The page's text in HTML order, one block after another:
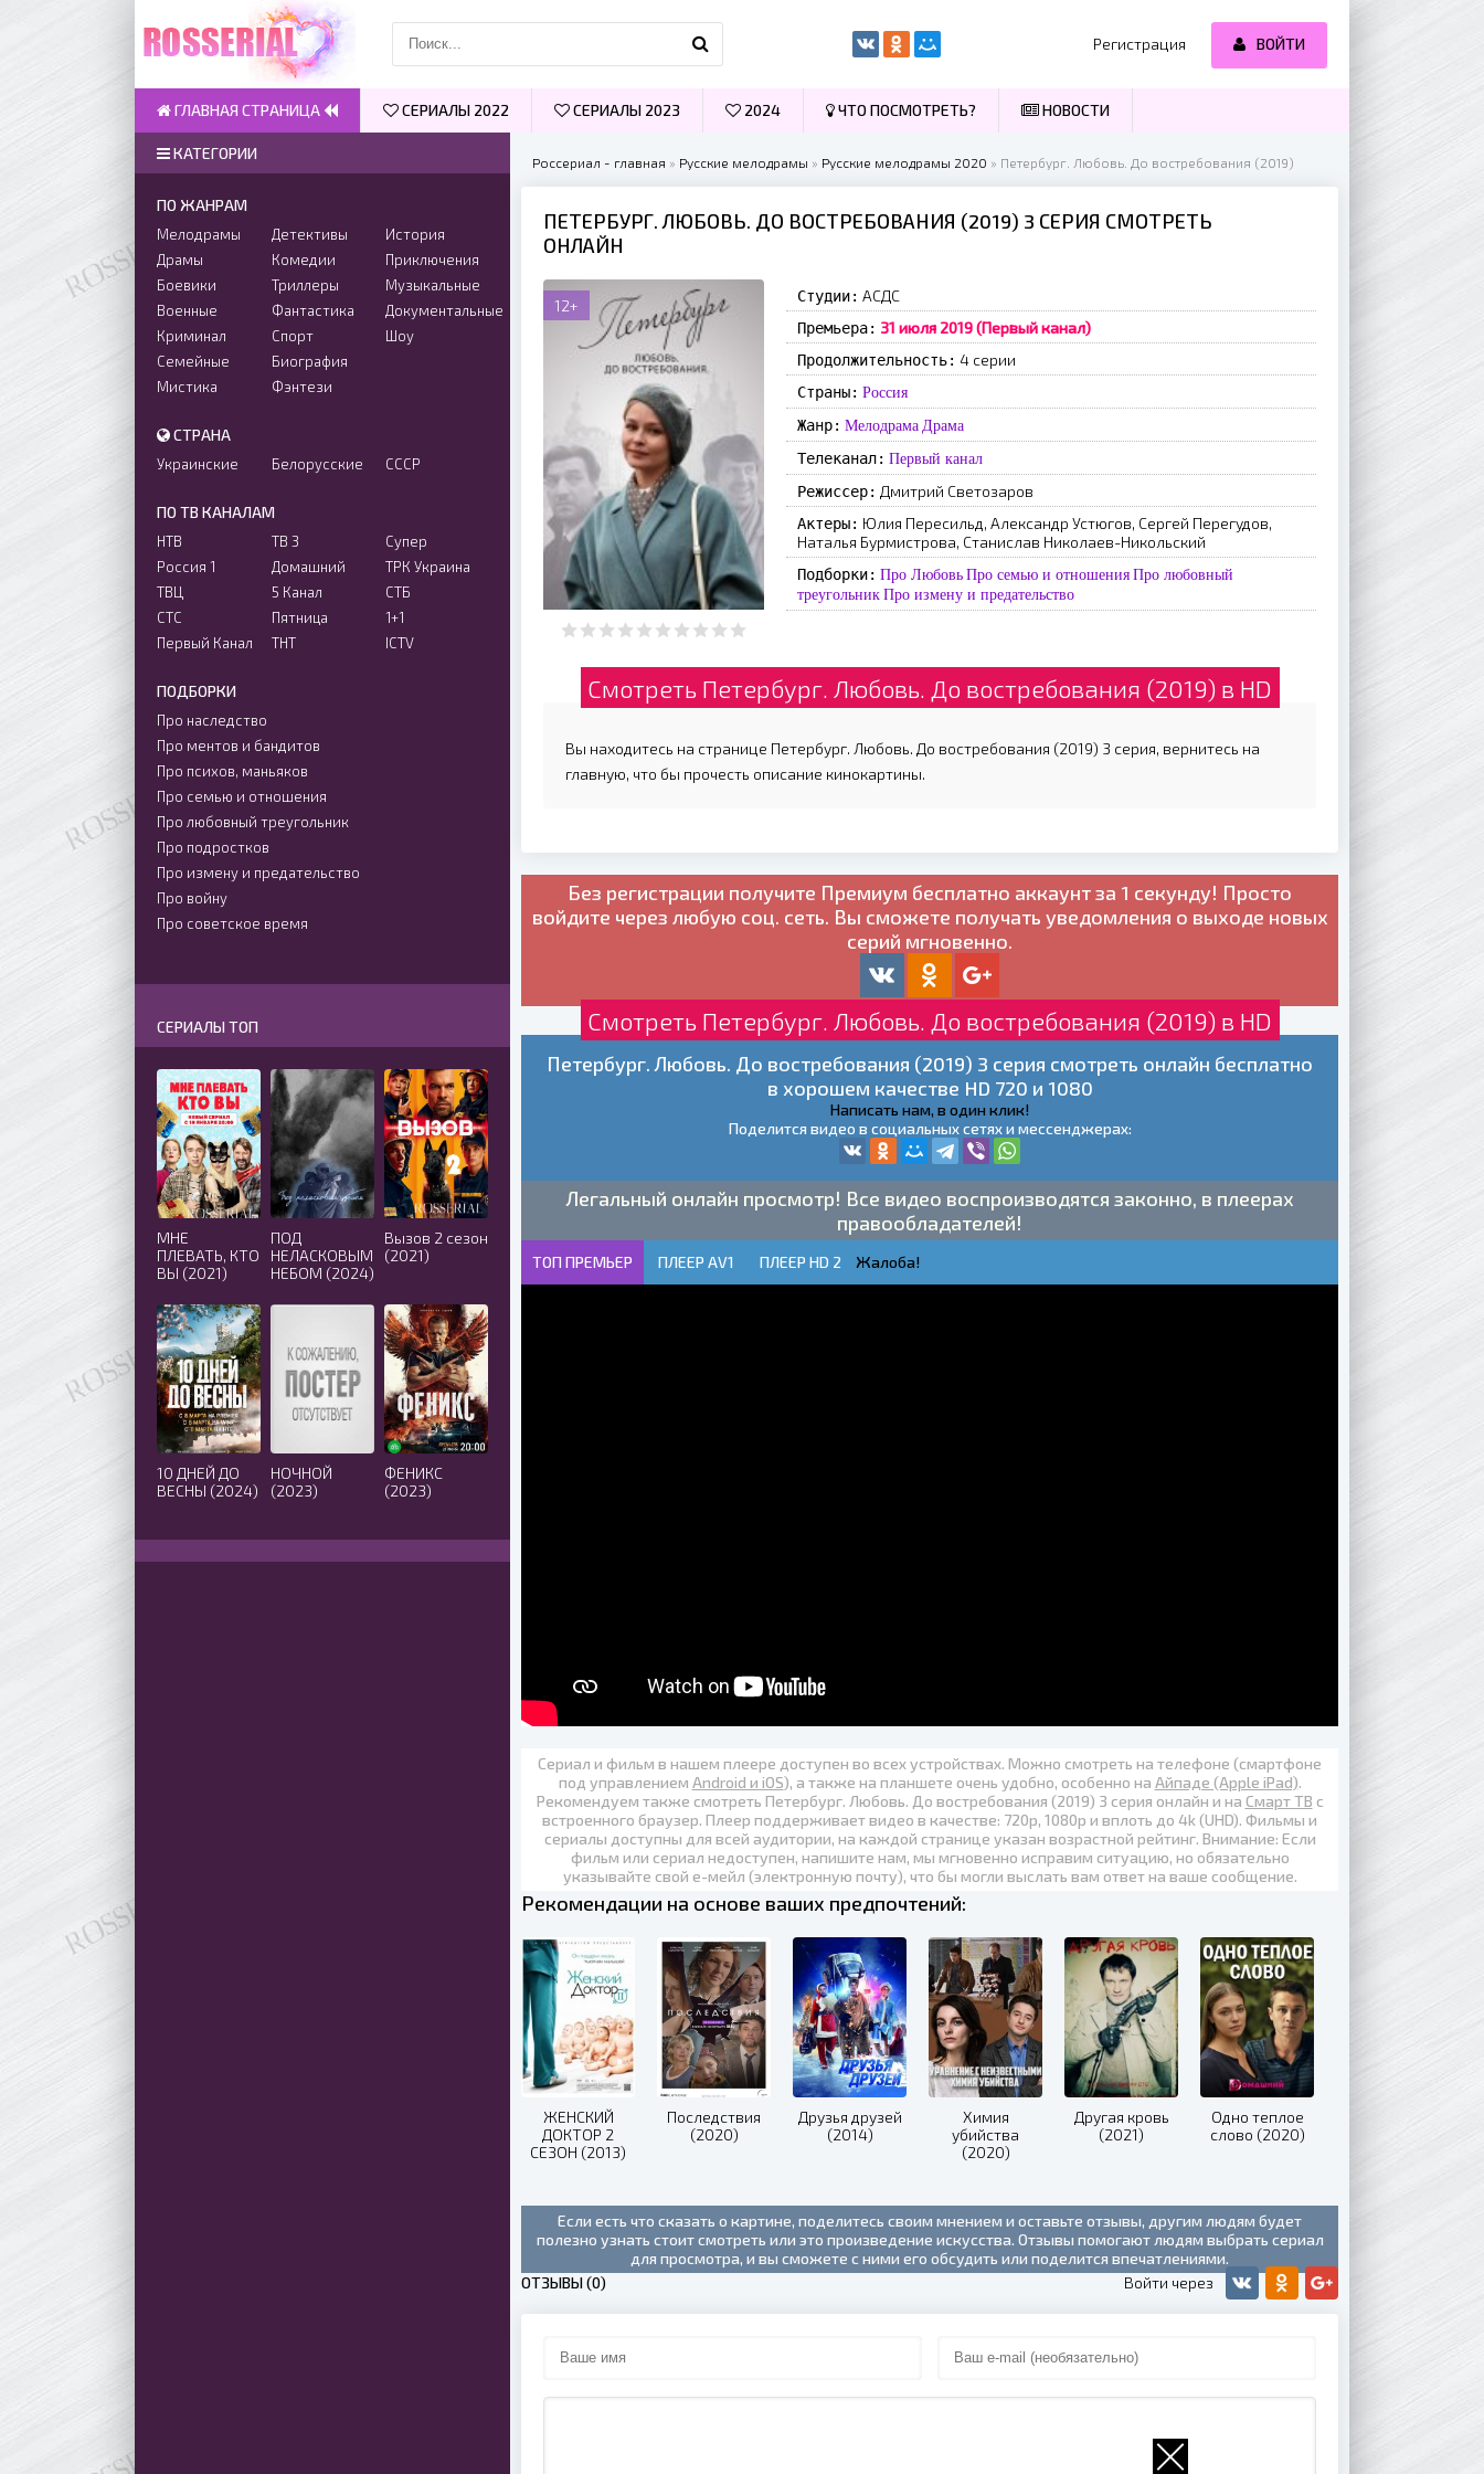
Россериал - главная » Русские мелодрамы » Русские мелодрамы 2020 » Петербург. Любовь. До востребования (2019)
ПЕТЕРБУРГ. ЛЮБОВЬ. ДО ВОСТРЕБОВАНИЯ (2019) 3 СЕРИЯ СМОТРЕТЬ
ОНЛАЙН
12+ Студии: АСДС
Премьера: 31 июля 2019 (Первый канал)
Продолжительность: 4 серии
Страны: Россия
Жанр: Мелодрама Драма
Телеканал: Первый канал
Режиссер: Дмитрий Светозаров
Актеры: Юлия Пересильд, Александр Устюгов, Сергей Перегудов,
Наталья Бурмистрова, Станислав Николаев-Никольский
Подборки: Про Любовь Про семью и отношения Про любовный
треугольник Про измену и предательство
Смотреть Петербург. Любовь. До востребования (2019) в HD
Вы находитесь на странице Петербург. Любовь. До востребования (2019) 3 серия, вернитесь на
главную, что бы прочесть описание кинокартины.
Без регистрации получите Премиум бесплатно аккаунт за 1 секунду! Просто
войдите через любую соц. сеть. Вы сможете получать уведомления о выходе новых
серий мгновенно.
Смотреть Петербург. Любовь. До востребования (2019) в HD
Петербург. Любовь. До востребования (2019) 3 серия смотреть онлайн бесплатно
в хорошем качестве HD 720 и 1080
Написать нам, в один клик!
Поделится видео в социальных сетях и мессенджерах:
Легальный онлайн просмотр! Все видео воспроизводятся законно, в плеерах
правообладателей!
ТОП ПРЕМЬЕР ПЛЕЕР AV1 ПЛЕЕР HD 2 Жалоба!
Сериал и фильм в нашем плеере доступен во всех устройствах. Можно смотреть на телефоне (смартфоне
под управлением Android и iOS), а также на планшете очень удобно, особенно на Айпаде (Apple iPad).
Рекомендуем также смотреть Петербург. Любовь. До востребования (2019) 3 серия онлайн и на Смарт ТВ с
встроенного браузер. Плеер поддерживает видео в качестве: 720p, 1080p и вплоть до 4k (UHD). Фильмы и
сериалы доступны для всей аудитории, на каждой странице указан возрастной рейтинг. Внимание: Если
фильм или сериал недоступен, напишите нам, мы мгновенно исправим ситуацию, но обязательно
указывайте свой е-мейл (электронную почту), что бы могли выслать вам ответ на ваше сообщение.
Рекомендации на основе ваших предпочтений:
ЖЕНСКИЙ
ДОКТОР 2
СЕЗОН (2013)
Последствия
(2020)
Друзья друзей
(2014)
Химия
убийства
(2020)
Другая кровь
(2021)
Одно теплое
слово (2020)
Если есть что сказать о картине, поделитесь своим мнением и оставьте отзывы, другим людям будет
полезно узнать стоит смотреть или это произведение искусства. Отзывы помогают людям выбрать сериал
для просмотра, и вы сможете с ними его обсудить или поделится впечатлениями.
ОТЗЫВЫ (0)
КАТЕГОРИИ
ПО ЖАНРАМ
Мелодрамы
Драмы
Боевики
Военные
Криминал
Семейные
Мистика
Детективы
Комедии
Триллеры
Фантастика
Спорт
Биография
Фэнтези
История
Приключения
Музыкальные
Документальные
Шоу
СТРАНА
Украинские Белорусские СССР
ПО ТВ КАНАЛАМ
НТВ
Россия 1
ТВЦ
СТС
Первый Канал
ТВ 3
Домашний
5 Канал
Пятница
ТНТ
Супер
ТРК Украина
СТБ
1+1
ICTV
ПОДБОРКИ
Про наследство
Про ментов и бандитов
Про психов, маньяков
Про семью и отношения
Про любовный треугольник
Про подростков
Про измену и предательство
Про войну
Про советское время
СЕРИАЛЫ ТОП
МНЕ
ПЛЕВАТЬ, КТО
ВЫ (2021)
ПОД
НЕЛАСКОВЫМ
НЕБОМ (2024)
Вызов 2 сезон
(2021)
10 ДНЕЙ ДО
ВЕСНЫ (2024)
НОЧНОЙ
(2023)
ФЕНИКС
(2023)
Регистрация ВОЙТИ
ГЛАВНАЯ СТРАНИЦА СЕРИАЛЫ 2022 СЕРИАЛЫ 2023 2024 ЧТО ПОСМОТРЕТЬ? НОВОСТИ